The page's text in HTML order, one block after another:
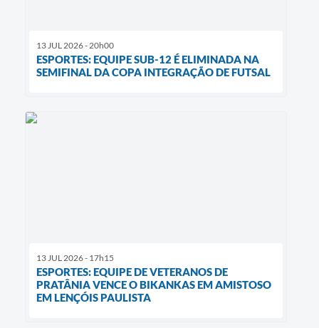
13 JUL 2026 - 20h00
ESPORTES: EQUIPE SUB-12 É ELIMINADA NA
SEMIFINAL DA COPA INTEGRAÇÃO DE FUTSAL
13 JUL 2026 - 17h15
ESPORTES: EQUIPE DE VETERANOS DE
PRATÂNIA VENCE O BIKANKAS EM AMISTOSO
EM LENÇÓIS PAULISTA